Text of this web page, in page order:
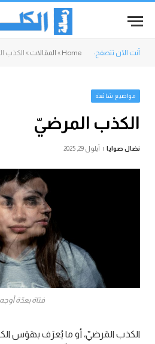
أنت الآن تتصفح: Home
» المقالات » الكذب
مواضيع شائعة
الكذب المرضيّ
نضال صوايا أيلول 29, 2025
فتاة بعدّة